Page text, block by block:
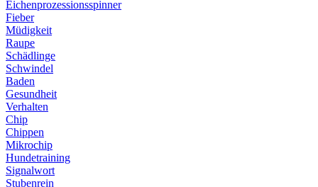
Eichenprozessionsspinner
Fieber
Müdigkeit
Raupe
Schädlinge
Schwindel
Baden
Gesundheit
Verhalten
Chip
Chippen
Mikrochip
Hundetraining
Signalwort
Stubenrein